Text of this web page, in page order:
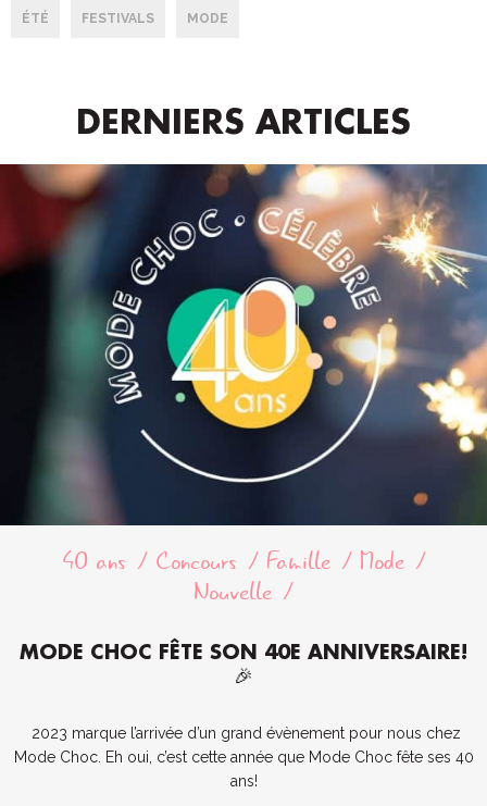
ÉTÉ FESTIVALS MODE
DERNIERS ARTICLES
40 ans Concours Famille
Mode
Nouvelle
MODE CHOC FÊTE SON 40E ANNIVERSAIRE!
🎉
2023 marque l’arrivée d’un grand évènement pour nous chez
Mode Choc. Eh oui, c’est cette année que Mode Choc fête ses 40
ans!